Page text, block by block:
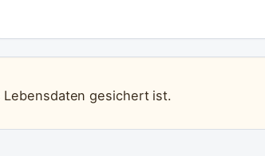
Lebensdaten gesichert ist.